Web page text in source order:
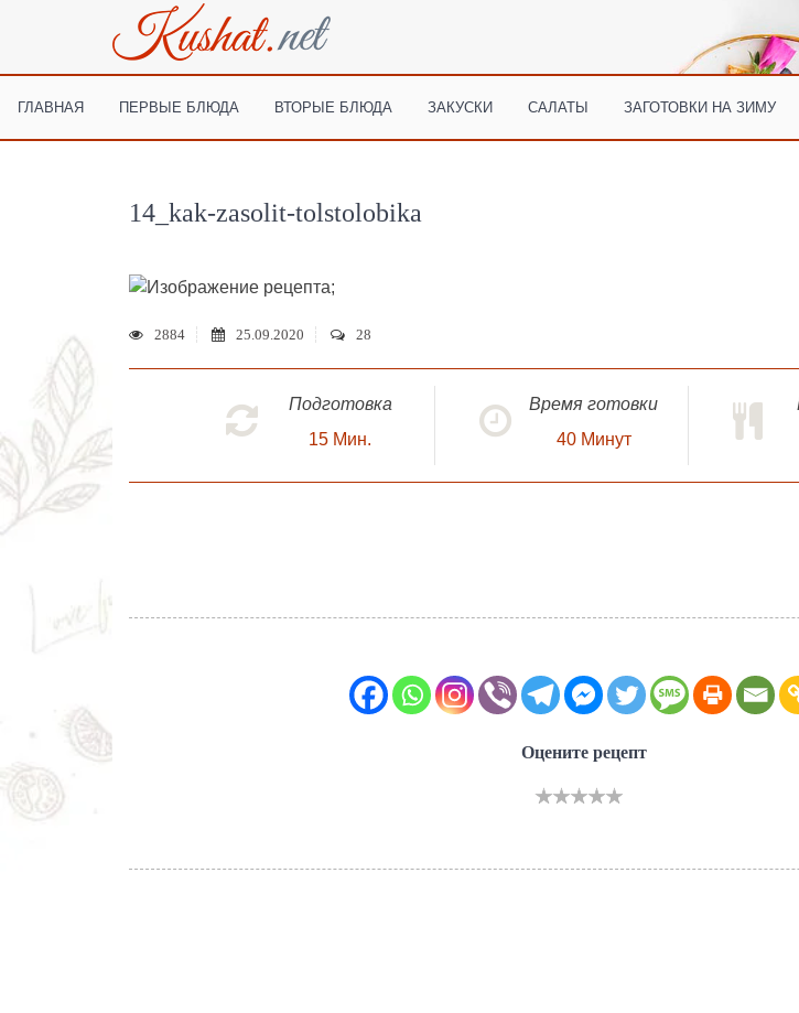
ГЛАВНАЯ ПЕРВЫЕ БЛЮДА ВТОРЫЕ БЛЮДА ЗАКУСКИ САЛАТЫ ЗАГОТОВКИ НА ЗИМУ
14_kak-zasolit-tolstolobika
;
2884 25.09.2020 28
Подготовка
15 Мин.
Время готовки
40 Минут
Оцените рецепт